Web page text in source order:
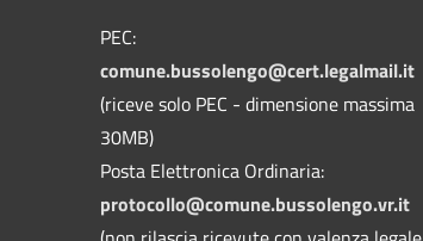
PEC:
comune.bussolengo@cert.legalmail.it
(riceve solo PEC - dimensione massima
30MB)
Posta Elettronica Ordinaria:
protocollo@comune.bussolengo.vr.it